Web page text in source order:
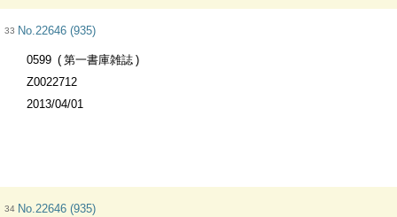
33 No.22646 (935)
0599
第一書庫雑誌
Z0022712
2013/04/01
34 No.22646 (935)